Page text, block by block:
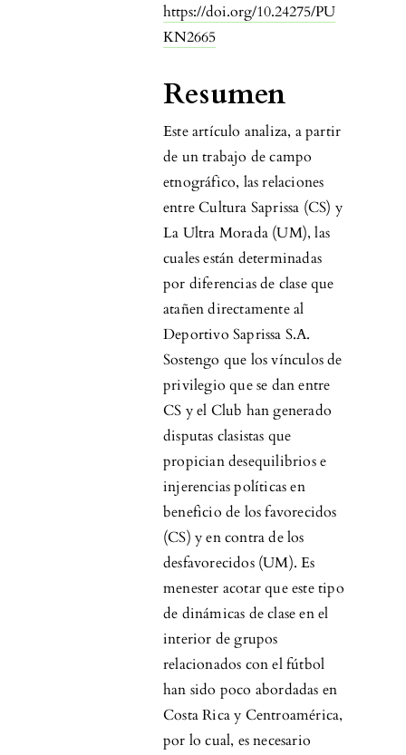
https://doi.org/10.24275/PU
KN2665
Resumen
Este artículo analiza, a partir
de un trabajo de campo
etnográfico, las relaciones
entre Cultura Saprissa (CS) y
La Ultra Morada (UM), las
cuales están determinadas
por diferencias de clase que
atañen directamente al
Deportivo Saprissa S.A.
Sostengo que los vínculos de
privilegio que se dan entre
CS y el Club han generado
disputas clasistas que
propician desequilibrios e
injerencias políticas en
beneficio de los favorecidos
(CS) y en contra de los
desfavorecidos (UM). Es
menester acotar que este tipo
de dinámicas de clase en el
interior de grupos
relacionados con el fútbol
han sido poco abordadas en
Costa Rica y Centroamérica,
por lo cual, es necesario